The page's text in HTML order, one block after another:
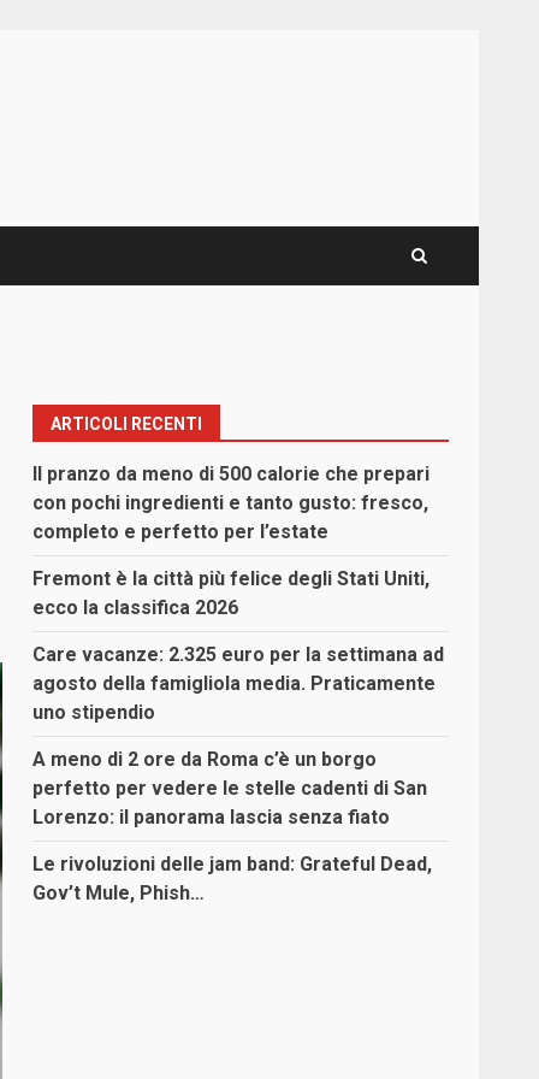
ARTICOLI RECENTI
Il pranzo da meno di 500 calorie che prepari
con pochi ingredienti e tanto gusto: fresco,
completo e perfetto per l’estate
Fremont è la città più felice degli Stati Uniti,
ecco la classifica 2026
Care vacanze: 2.325 euro per la settimana ad
agosto della famigliola media. Praticamente
uno stipendio
A meno di 2 ore da Roma c’è un borgo
perfetto per vedere le stelle cadenti di San
Lorenzo: il panorama lascia senza fiato
Le rivoluzioni delle jam band: Grateful Dead,
Gov’t Mule, Phish…